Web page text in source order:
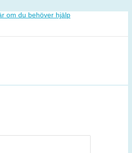
om du behöver hjälp